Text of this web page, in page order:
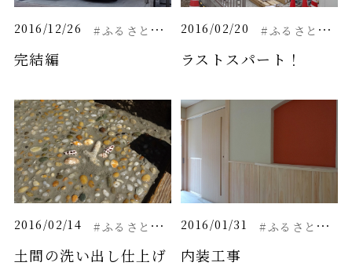
2016/12/26 #
ふるさとと繋がる家
完結編
2016/02/20 #
ふるさとと繋がる家
ラストスパート！
2016/02/14 #
ふるさとと繋がる家
土間の洗い出し仕上げ
2016/01/31 #
ふるさとと繋がる家
内装工事